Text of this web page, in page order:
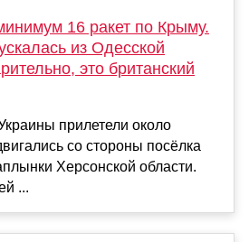
16 ракет по Крыму.
из Одесской
это британский
прилетели около
со стороны посёлка
Херсонской области.
...